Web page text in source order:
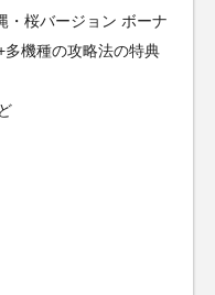
・桜バージョン ボーナ
多機種の攻略法の特典